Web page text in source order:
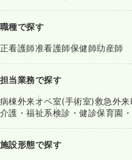
職種で探す
正看護師准看護師保健師助産師
担当業務で探す
病棟外来オペ室(手術室)救急外来
介護・福祉系検診・健診保育園
施設形態で探す